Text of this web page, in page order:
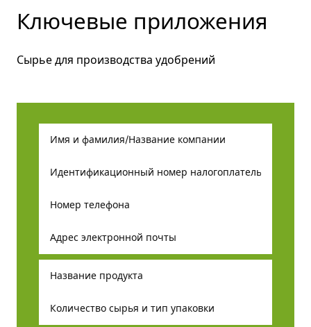
Ключевые приложения
Сырье для производства удобрений